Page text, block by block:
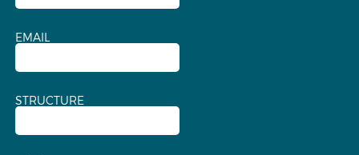
EMAIL
STRUCTURE